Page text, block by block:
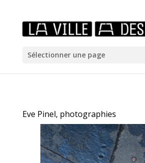
Sélectionner une page
Eve Pinel, photographies